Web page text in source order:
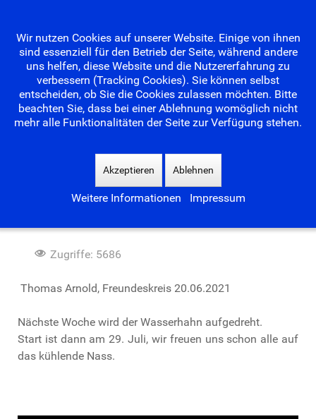
Suchen
Zugriffe: 5686
Thomas Arnold, Freundeskreis 20.06.2021
Nächste Woche wird der Wasserhahn aufgedreht.
Start ist dann am 29. Juli, wir freuen uns schon alle auf
das kühlende Nass.
Wir nutzen Cookies auf unserer Website. Einige von ihnen
sind essenziell für den Betrieb der Seite, während andere
uns helfen, diese Website und die Nutzererfahrung zu
verbessern (Tracking Cookies). Sie können selbst
entscheiden, ob Sie die Cookies zulassen möchten. Bitte
beachten Sie, dass bei einer Ablehnung womöglich nicht
mehr alle Funktionalitäten der Seite zur Verfügung stehen.
Akzeptieren Ablehnen
Weitere Informationen Impressum